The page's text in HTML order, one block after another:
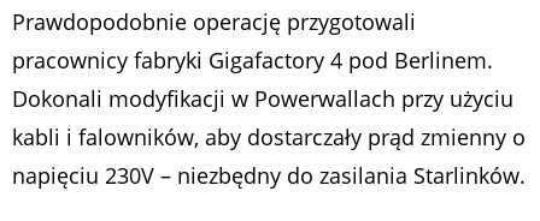
Prawdopodobnie operację przygotowali
pracownicy fabryki Gigafactory 4 pod Berlinem.
Dokonali modyfikacji w Powerwallach przy użyciu
kabli i falowników, aby dostarczały prąd zmienny o
napięciu 230V – niezbędny do zasilania Starlinków.